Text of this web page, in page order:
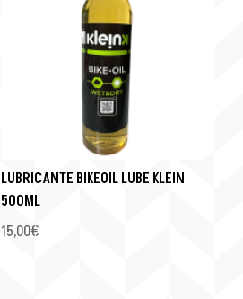
LUBRICANTE BIKEOIL LUBE KLEIN
500ML
15,00€